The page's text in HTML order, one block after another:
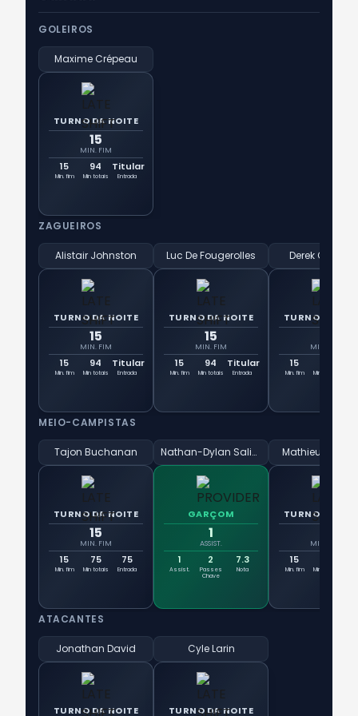
GOLEIROS
Maxime Crépeau
TURNO DA NOITE
15
MIN. FIM
15
Min. fim
94
Min totais
Titular
Entrada
ZAGUEIROS
Alistair Johnston
TURNO DA NOITE
15
MIN. FIM
15
Min. fim
94
Min totais
Titular
Entrada
Luc De Fougerolles
TURNO DA NOITE
15
MIN. FIM
15
Min. fim
94
Min totais
Titular
Entrada
Derek
TURNO DA
MIN. FIM
15
Min. fim Min totais
MEIO-CAMPISTAS
Tajon Buchanan
TURNO DA NOITE
15
MIN. FIM
15
Min. fim
75
Min totais
75
Entrada
Nathan-Dylan Saliba
GARÇOM
1
ASSIST.
1
Assist.
2
Passes
Chave
7.3
Nota
Mathieu
TURNO DA
MIN. FIM
15
Min. fim Min totais
ATACANTES
Jonathan David
TURNO DA NOITE
Cyle Larin
TURNO DA NOITE